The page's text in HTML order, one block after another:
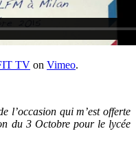
TV on Vimeo.
l’occasion qui m’est offerte
du 3 Octobre pour le lycée